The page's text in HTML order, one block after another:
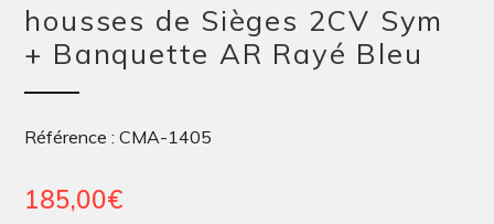
housses de Sièges 2CV Sym
+ Banquette AR Rayé Bleu
Référence : CMA-1405
185,00€